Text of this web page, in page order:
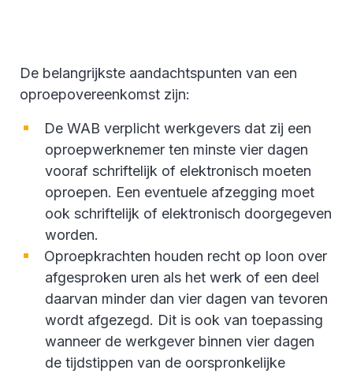
De belangrijkste aandachtspunten van een
oproepovereenkomst zijn:
De WAB verplicht werkgevers dat zij een
oproepwerknemer ten minste vier dagen
vooraf schriftelijk of elektronisch moeten
oproepen. Een eventuele afzegging moet
ook schriftelijk of elektronisch doorgegeven
worden.
Oproepkrachten houden recht op loon over
afgesproken uren als het werk of een deel
daarvan minder dan vier dagen van tevoren
wordt afgezegd. Dit is ook van toepassing
wanneer de werkgever binnen vier dagen
de tijdstippen van de oorspronkelijke